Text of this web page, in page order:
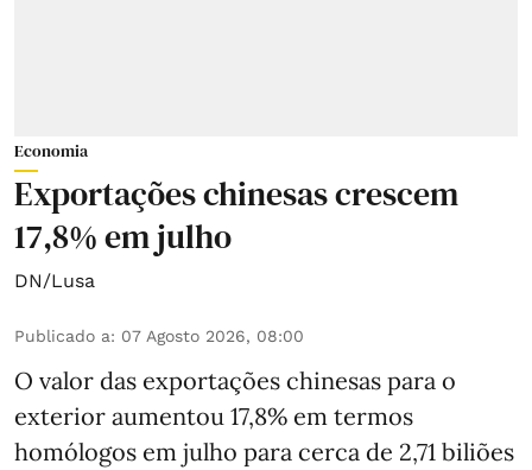
Economia
Exportações chinesas crescem
17,8% em julho
DN/Lusa
Publicado a: 07 Agosto 2026, 08:00
O valor das exportações chinesas para o
exterior aumentou 17,8% em termos
homólogos em julho para cerca de 2,71 biliões